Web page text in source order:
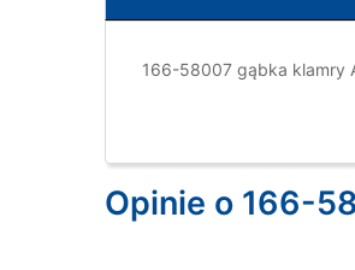
166-58007 gąbka klamry
Opinie o 166-